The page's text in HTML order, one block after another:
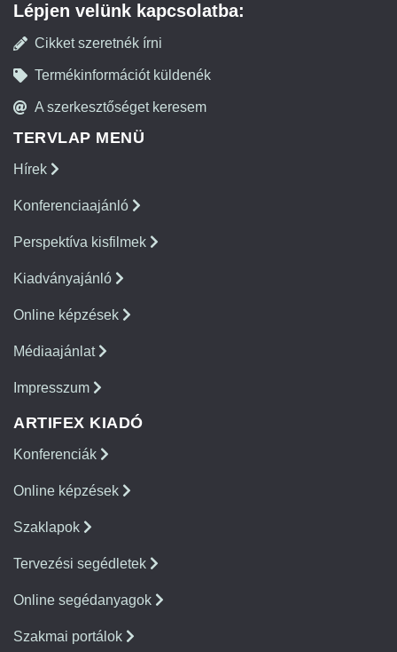
Lépjen velünk kapcsolatba:
Cikket szeretnék írni
Termékinformációt küldenék
A szerkesztőséget keresem
TERVLAP MENÜ
Hírek
Konferenciaajánló
Perspektíva kisfilmek
Kiadványajánló
Online képzések
Médiaajánlat
Impresszum
ARTIFEX KIADÓ
Konferenciák
Online képzések
Szaklapok
Tervezési segédletek
Online segédanyagok
Szakmai portálok